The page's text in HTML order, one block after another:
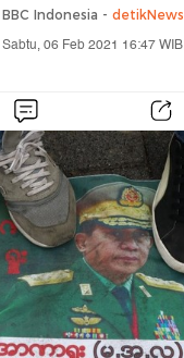
BBC Indonesia - detikNews
Sabtu, 06 Feb 2021 16:47 WIB